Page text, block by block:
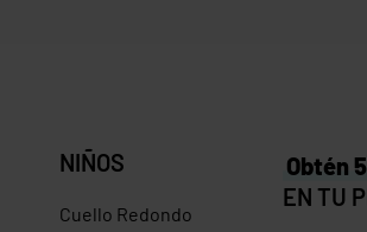
NIÑOS
Cuello Redondo
Obtén
EN TU